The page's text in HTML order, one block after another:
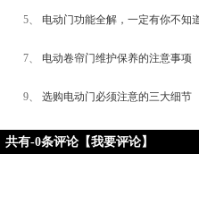
5、 电动门功能全解，一定有你不知
7、 电动卷帘门维护保养的注意事项
9、 选购电动门必须注意的三大细节
共有-0条评论 【我要评论】